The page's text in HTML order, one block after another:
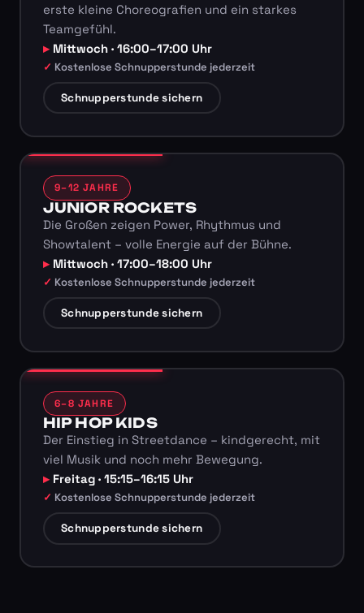
erste kleine Choreografien und ein starkes
Teamgefühl.
Mittwoch · 16:00–17:00 Uhr
Kostenlose Schnupperstunde jederzeit
Schnupperstunde sichern
9–12 JAHRE
JUNIOR ROCKETS
Die Großen zeigen Power, Rhythmus und
Showtalent – volle Energie auf der Bühne.
Mittwoch · 17:00–18:00 Uhr
Kostenlose Schnupperstunde jederzeit
Schnupperstunde sichern
6–8 JAHRE
HIP HOP KIDS
Der Einstieg in Streetdance – kindgerecht, mit
viel Musik und noch mehr Bewegung.
Freitag · 15:15–16:15 Uhr
Kostenlose Schnupperstunde jederzeit
Schnupperstunde sichern